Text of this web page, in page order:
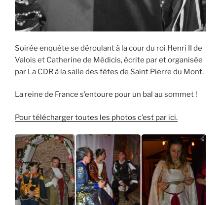
Soirée enquête se déroulant à la cour du roi Henri II de
Valois et Catherine de Médicis, écrite par et organisée
par La CDR à la salle des fêtes de Saint Pierre du Mont.
La reine de France s’entoure pour un bal au sommet !
Pour télécharger toutes les photos c’est par ici.